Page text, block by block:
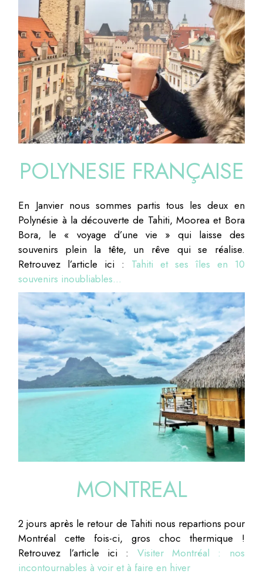
POLYNESIE FRANÇAISE
En Janvier nous sommes partis tous les deux en
Polynésie à la découverte de Tahiti, Moorea et Bora
Bora, le « voyage d’une vie » qui laisse des
souvenirs plein la tête, un rêve qui se réalise.
Retrouvez l’article ici : Tahiti et ses îles en 10
souvenirs inoubliables…
MONTREAL
2 jours après le retour de Tahiti nous repartions pour
Montréal cette fois-ci, gros choc thermique !
Retrouvez l’article ici : Visiter Montréal : nos
incontournables à voir et à faire en hiver